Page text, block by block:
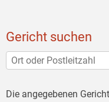
Gericht suchen
Die angegebenen